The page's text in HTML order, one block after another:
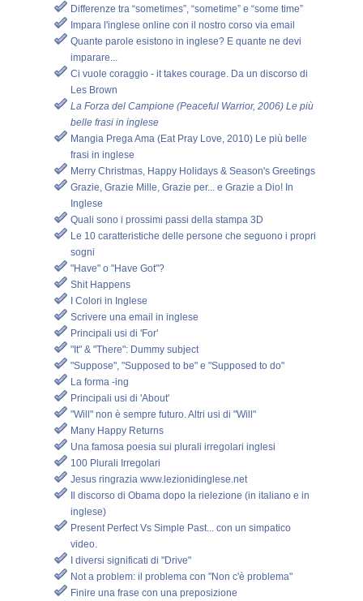
Differenze tra “sometimes”, “sometime” e “some time”
Impara l'inglese online con il nostro corso via email
Quante parole esistono in inglese? E quante ne devi
imparare...
Ci vuole coraggio - it takes courage. Da un discorso di
Les Brown
La Forza del Campione (Peaceful Warrior, 2006) Le più
belle frasi in inglese
Mangia Prega Ama (Eat Pray Love, 2010) Le più belle
frasi in inglese
Merry Christmas, Happy Holidays & Season's Greetings
Grazie, Grazie Mille, Grazie per... e Grazie a Dio! In
Inglese
Quali sono i prossimi passi della stampa 3D
Le 10 caratteristiche delle persone che seguono i propri
sogni
"Have" o "Have Got"?
Shit Happens
I Colori in Inglese
Scrivere una email in inglese
Principali usi di 'For'
"It" & "There": Dummy subject
"Suppose", "Supposed to be" e "Supposed to do"
La forma -ing
Principali usi di 'About'
"Will" non è sempre futuro. Altri usi di "Will"
Many Happy Returns
Una famosa poesia sui plurali irregolari inglesi
100 Plurali Irregolari
Jesus ringrazia www.lezionidinglese.net
Il discorso di Obama dopo la rielezione (in italiano e in
inglese)
Present Perfect Vs Simple Past... con un simpatico
video.
I diversi significati di "Drive"
Not a problem: il problema con "Non c'è problema"
Finire una frase con una preposizione